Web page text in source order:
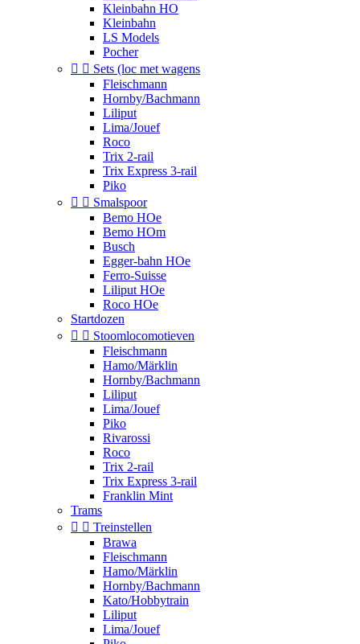
Kleinbahn HO
Kleinbahn
LS Models
Pocher
  Sets (loc met wagens
Fleischmann
Hornby/Bachmann
Liliput
Lima/Jouef
Roco
Trix 2-rail
Trix Express 3-rail
Piko
  Smalspoor
Bemo HOe
Bemo HOm
Busch
Egger-bahn HOe
Ferro-Suisse
Liliput HOe
Roco HOe
Startdozen
  Stoomlocomotieven
Fleischmann
Hamo/Märklin
Hornby/Bachmann
Liliput
Lima/Jouef
Piko
Rivarossi
Roco
Trix 2-rail
Trix Express 3-rail
Franklin Mint
Trams
  Treinstellen
Brawa
Fleischmann
Hamo/Märklin
Hornby/Bachmann
Kato/Hobbytrain
Liliput
Lima/Jouef